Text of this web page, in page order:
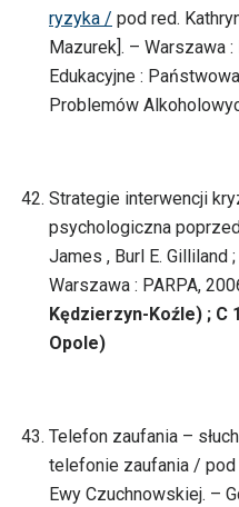
ryzyka / pod red.
Mazurek]. – Warszawa
Edukacyjne :
Problemów
Strategie interwencji
psychologiczna
James , Burl E. Gilliland
Warszawa : PARPA,
Kędzierzyn-Koźle) ; C
Opole)
Telefon zaufania –
telefonie zaufania / pod
Ewy Czuchnowskiej. –